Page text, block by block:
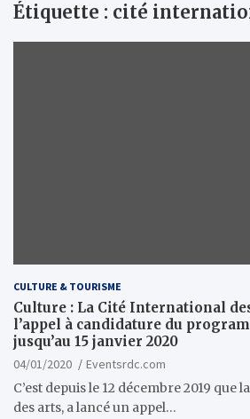
Étiquette : cité
CULTURE & TOURISME
Culture : La Cité International
l’appel à candidature du
jusqu’au 15 janvier 2020
04/01/2020
Eventsrdc.com
C’est depuis le 12 décembre 2019 que
des arts, a lancé un appel…